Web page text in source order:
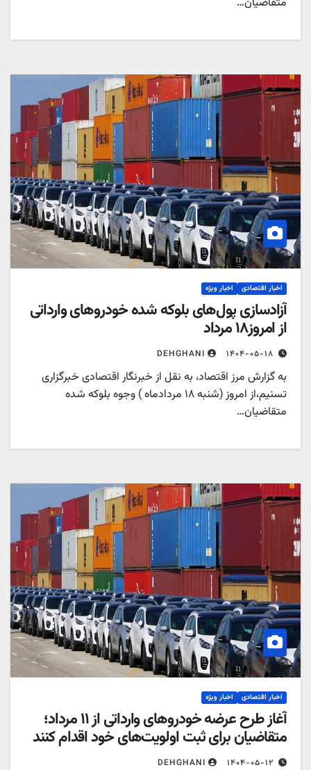
اخبار اقتصادی اخبار ویژه
آزادسازی پول‌های بلوکه شده خودروهای وارداتی
از امروز۱۸ مرداد
۱۴۰۴-۰۵-۱۸ DEHGHANI
به گزارش مرز اقتصاد، به نقل از خبرنگار اقتصادی خبرگزاری
تسنیم،از امروز (شنبه ۱۸ مردادماه ) وجوه بلوکه شده
متقاضیان…
اخبار اقتصادی اخبار ویژه
آغاز طرح عرضه خودروهای وارداتی از ۱۱ مرداد؛
متقاضیان برای ثبت اولویت‌های خود اقدام کنند
۱۴۰۴-۰۵-۱۲ DEHGHANI